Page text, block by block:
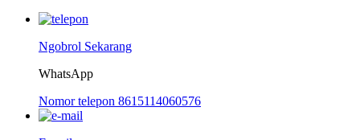
Ngobrol Sekarang
WhatsApp
Nomor telepon 8615114060576